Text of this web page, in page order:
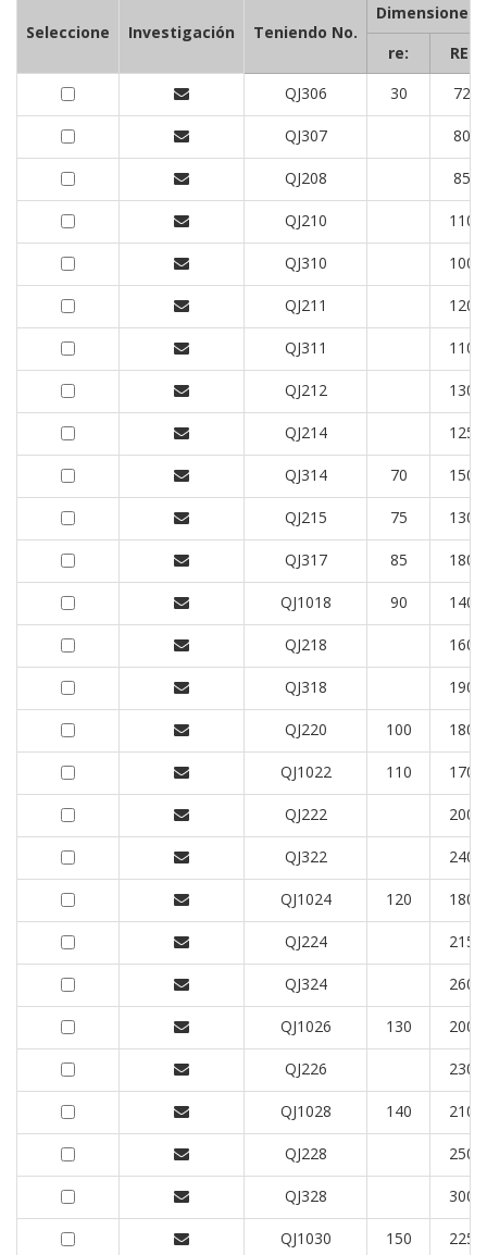
Seleccione Investigación Teniendo No.
Dimensiones
re:
RE:
QJ306
30 72
QJ307 80
QJ208 85
QJ210 110
QJ310 100
QJ211 120
QJ311 110
QJ212 130
QJ214 125
QJ314 70 150
QJ215 75 130
QJ317 85 180
QJ1018 90 140
QJ218 160
QJ318 190
QJ220 100 180
QJ1022 110 170
QJ222 200
QJ322 240
QJ1024 120 180
QJ224 215
QJ324 260
QJ1026 130 200
QJ226 230
QJ1028 140 210
QJ228 250
QJ328 300
QJ1030 150 225